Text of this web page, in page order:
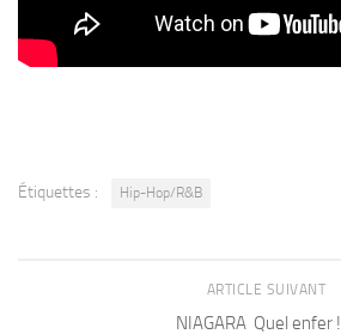
Étiquettes : Hip-Hop/R&B
ARTICLE SUIVANT
NIAGARA Quel enfer !